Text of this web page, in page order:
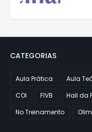
CATEGORIAS
Aula Prática Aula
COI
FIVB Hall da
No Treinamento